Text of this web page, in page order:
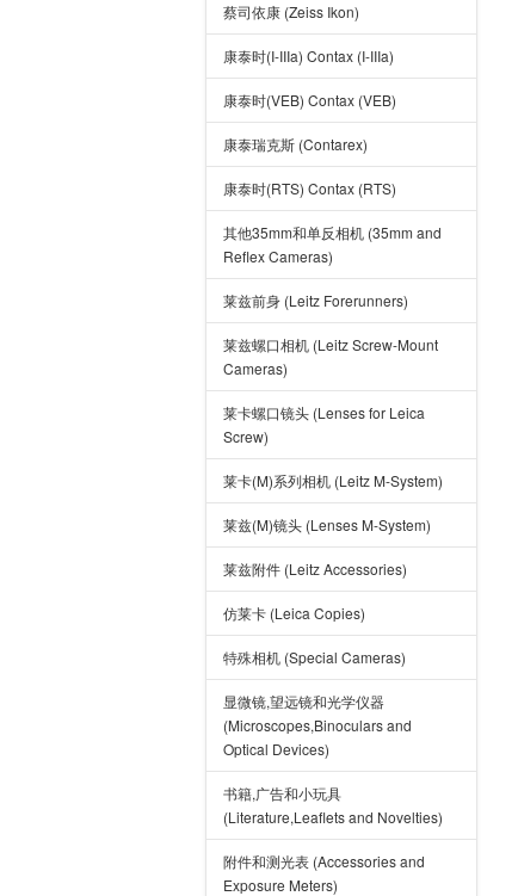
蔡司依康 (Zeiss Ikon)
康泰时(I-IIIa) Contax (I-IIIa)
康泰时(VEB) Contax (VEB)
康泰瑞克斯 (Contarex)
康泰时(RTS) Contax (RTS)
其他35mm和单反相机 (35mm and
Reflex Cameras)
莱兹前身 (Leitz Forerunners)
莱兹螺口相机 (Leitz Screw-Mount
Cameras)
莱卡螺口镜头 (Lenses for Leica
Screw)
莱卡(M)系列相机 (Leitz M-System)
莱兹(M)镜头 (Lenses M-System)
莱兹附件 (Leitz Accessories)
仿莱卡 (Leica Copies)
特殊相机 (Special Cameras)
显微镜,望远镜和光学仪器
(Microscopes,Binoculars and
Optical Devices)
书籍,广告和小玩具
(Literature,Leaflets and Novelties)
附件和测光表 (Accessories and
Exposure Meters)